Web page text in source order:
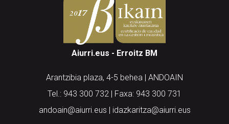
Aiurri.eus - Erroitz BM
Arantzibia plaza, 4-5 behea | ANDOAIN
Tel.: 943 300 732 | Faxa: 943 300 731
andoain@aiurri.eus | idazkaritza@aiurri.eus